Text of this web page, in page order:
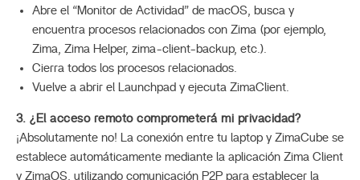
Abre el “Monitor de Actividad” de macOS, busca y
encuentra procesos relacionados con Zima (por ejemplo,
Zima, Zima Helper, zima-client-backup, etc.).
Cierra todos los procesos relacionados.
Vuelve a abrir el Launchpad y ejecuta ZimaClient.
3. ¿El acceso remoto comprometerá mi privacidad?
¡Absolutamente no! La conexión entre tu laptop y ZimaCube se
establece automáticamente mediante la aplicación Zima Client
y ZimaOS, utilizando comunicación P2P para establecer la